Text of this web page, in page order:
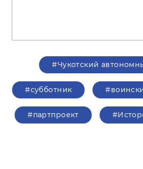
#Чукотский
#субботник
#партпроект